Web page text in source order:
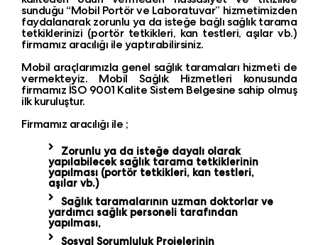
sunduğu “Mobil Portör ve Laboratuvar” hizmetimizden
faydalanarak zorunlu ya da isteğe bağlı sağlık tarama
tetkiklerinizi (portör tetkikleri, kan testleri, aşılar vb.)
firmamız aracılığı ile yaptırabilirsiniz.
Mobil araçlarımızla genel sağlık taramaları hizmeti de
vermekteyiz. Mobil Sağlık Hizmetleri konusunda
firmamız İSO 9001 Kalite Sistem Belgesine sahip olmuş
ilk kuruluştur.
Firmamız aracılığı ile ;
Zorunlu ya da isteğe dayalı olarak
yapılabilecek sağlık tarama tetkiklerinin
yapılması (portör tetkikleri, kan testleri,
aşılar vb.)
Sağlık taramalarının uzman doktorlar ve
yardımcı sağlık personeli tarafından
yapılması,
Sosyal Sorumluluk Projelerinin